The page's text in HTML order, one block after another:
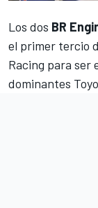
Los dos BR
el primer tercio
Racing para ser
dominantes